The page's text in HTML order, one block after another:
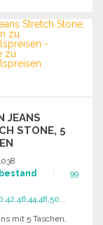
anfordern
JEANS
STONE, 5
: 99
mit 5 Taschen,